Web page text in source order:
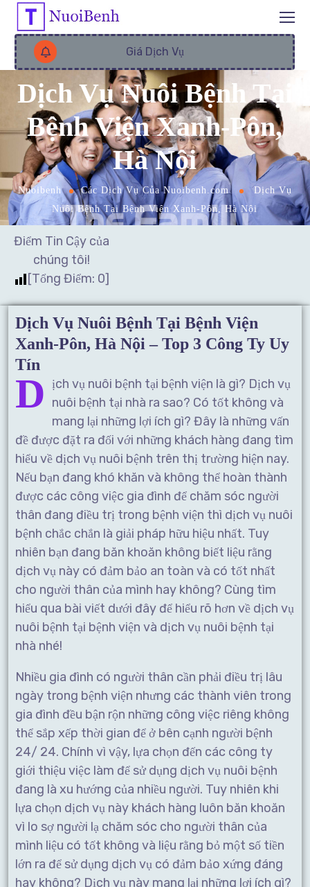
Giá Dịch Vụ
Dịch Vụ Nuôi Bệnh Tại
Bệnh Viện Xanh-Pôn,
Hà Nội
Nuoibenh Các Dịch Vụ Của Nuoibenh.com
Dịch Vụ
Nuôi Bệnh Tại Bệnh Viện Xanh-Pôn, Hà Nội
Điểm Tin Cậy của
chúng tôi!
[Tổng Điểm: 0]
Dịch Vụ Nuôi Bệnh Tại Bệnh Viện
Xanh-Pôn, Hà Nội – Top 3 Công Ty Uy
Tín
D ịch vụ nuôi bệnh tại bệnh viện là gì? Dịch vụ
nuôi bệnh tại nhà ra sao? Có tốt không và
mang lại những lợi ích gì? Đây là những vấn
đề được đặt ra đối với những khách hàng đang tìm
hiểu về dịch vụ nuôi bệnh trên thị trường hiện nay.
Nếu bạn đang khó khăn và không thể hoàn thành
được các công việc gia đình để chăm sóc người
thân đang điều trị trong bệnh viện thì dịch vụ nuôi
bệnh chắc chắn là giải pháp hữu hiệu nhất. Tuy
nhiên bạn đang băn khoăn không biết liệu rằng
dịch vụ này có đảm bảo an toàn và có tốt nhất
cho người thân của mình hay không? Cùng tìm
hiểu qua bài viết dưới đây để hiểu rõ hơn về dịch vụ
nuôi bệnh tại bệnh viện và dịch vụ nuôi bệnh tại
nhà nhé!
Nhiều gia đình có người thân cần phải điều trị lâu
ngày trong bệnh viện nhưng các thành viên trong
gia đình đều bận rộn những công việc riêng không
thể sắp xếp thời gian để ở bên cạnh người bệnh
24/ 24. Chính vì vậy, lựa chọn đến các công ty
giới thiệu việc làm để sử dụng dịch vụ nuôi bệnh
đang là xu hướng của nhiều người. Tuy nhiên khi
lựa chọn dịch vụ này khách hàng luôn băn khoăn
vì lo sợ người lạ chăm sóc cho người thân của
mình liệu có tốt không và liệu rằng bỏ một số tiền
lớn ra để sử dụng dịch vụ có đảm bảo xứng đáng
hay không? Dịch vụ này mang lại những lợi ích gì?